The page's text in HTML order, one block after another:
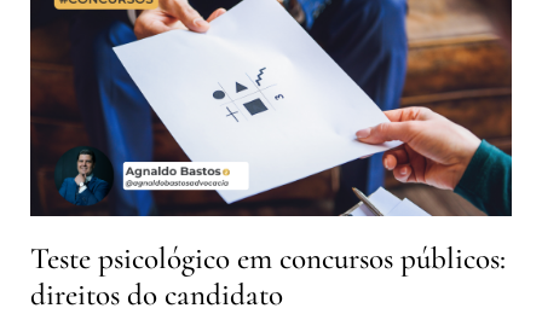
Teste psicológico em concursos públicos:
direitos do candidato